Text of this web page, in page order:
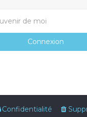
de moi
Confidentialité